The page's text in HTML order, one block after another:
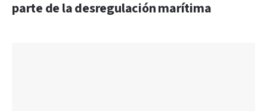
parte de la desregulación marítima